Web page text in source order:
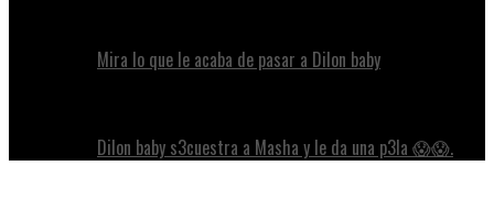
Mira lo que le acaba de pasar a Dilon baby
Dilon baby s3cuestra a Masha y le da una p3la 😱😱.